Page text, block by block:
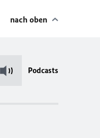
nach oben
Podcasts